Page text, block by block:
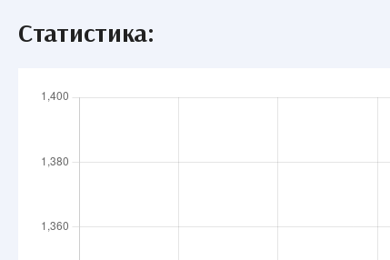
Статистика: